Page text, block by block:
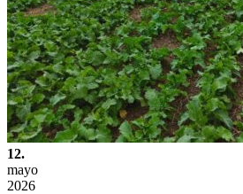
12.
mayo
2026